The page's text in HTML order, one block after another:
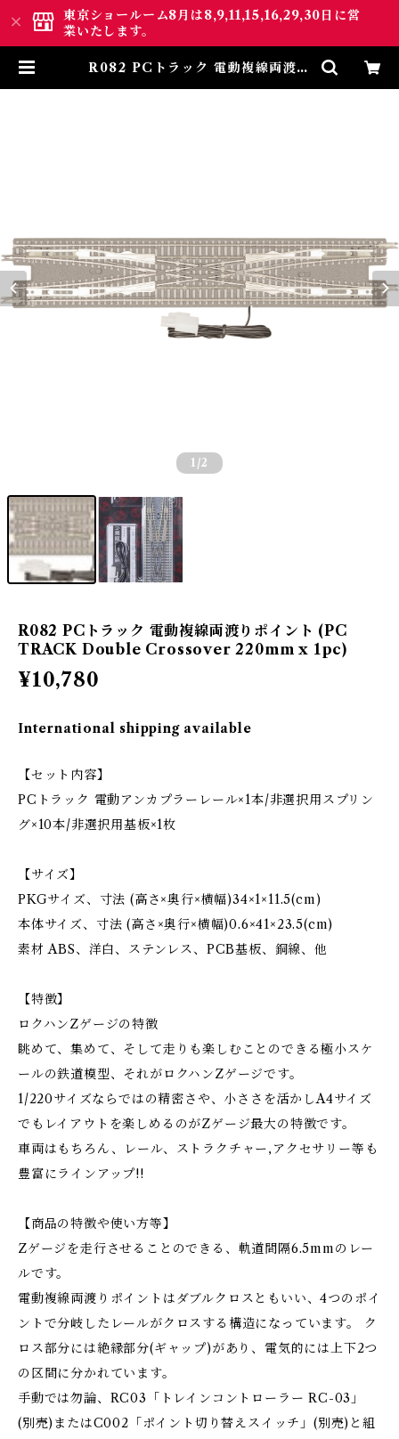
東京ショールーム8月は8,9,11,15,16,29,30日に営
業いたします。
R082 PCトラック 電動複線両渡り
1 /2
R082 PCトラック 電動複線両渡りポイント (PC
TRACK Double Crossover 220mm x 1pc)
¥10,780
International shipping available
【セット内容】
PCトラック 電動アンカプラーレール×1本/非選択用スプリン
グ×10本/非選択用基板×1枚
【サイズ】
PKGサイズ、寸法 (高さ×奥行×横幅)34×1×11.5(cm)
本体サイズ、寸法 (高さ×奥行×横幅)0.6×41×23.5(cm)
素材 ABS、洋白、ステンレス、PCB基板、銅線、他
【特徴】
ロクハンZゲージの特徴
眺めて、集めて、そして走りも楽しむことのできる極小スケ
ールの鉄道模型、それがロクハンZゲージです。
1/220サイズならではの精密さや、小ささを活かしA4サイズ
でもレイアウトを楽しめるのがZゲージ最大の特徴です。
車両はもちろん、レール、ストラクチャー,アクセサリー等も
豊富にラインアップ!!
【商品の特徴や使い方等】
Zゲージを走行させることのできる、軌道間隔6.5mmのレー
ルです。
電動複線両渡りポイントはダブルクロスともいい、4つのポイ
ントで分岐したレールがクロスする構造になっています。 ク
ロス部分には絶縁部分(ギャップ)があり、電気的には上下2つ
の区間に分かれています。
手動では勿論、RC03「トレインコントローラー RC-03」
(別売)またはC002「ポイント切り替えスイッチ」(別売)と組